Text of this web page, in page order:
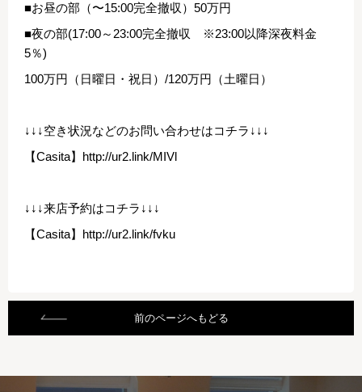
■お昼の部（〜15:00完全撤収）50万円
■夜の部(17:00～23:00完全撤収 ※23:00以降深夜料金
5％)
100万円（日曜日・祝日）/120万円（土曜日）
↓↓↓空き状況などのお問い合わせはコチラ↓↓↓
【Casita】 http://ur2.link/MIVl
↓↓↓来店予約はコチラ↓↓↓
【Casita】 http://ur2.link/fvku
前のページへもどる